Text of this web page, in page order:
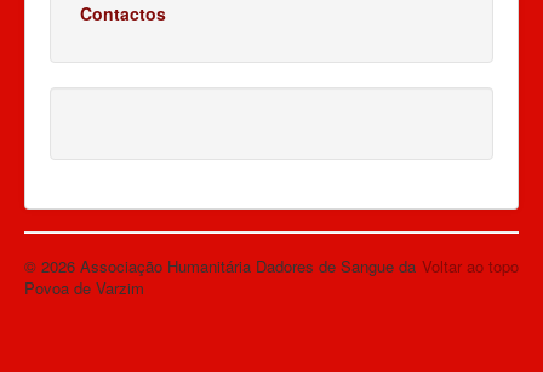
Contactos
Voltar ao topo
© 2026 Associação Humanitária Dadores de Sangue da
Povoa de Varzim